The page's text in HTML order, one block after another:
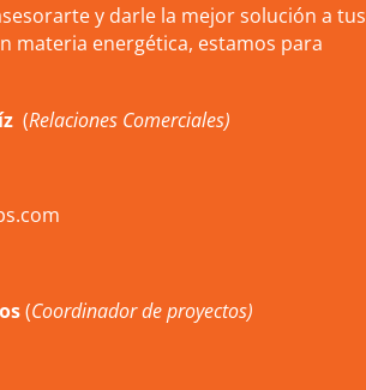
y darle la mejor solución a tus
materia energética, estamos para
(Relaciones Comerciales)
(Coordinador de proyectos)